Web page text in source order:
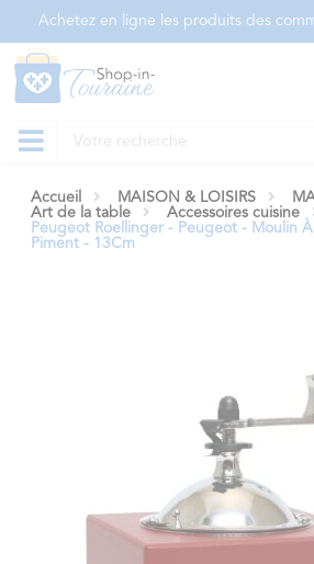
Achetez en ligne les produits des
Accueil MAISON & LOISIRS
Art de la table
Accessoires cuisine
Peugeot Roellinger - Peugeot - Moulin
Piment - 13Cm
Panneau de gestion des cookies